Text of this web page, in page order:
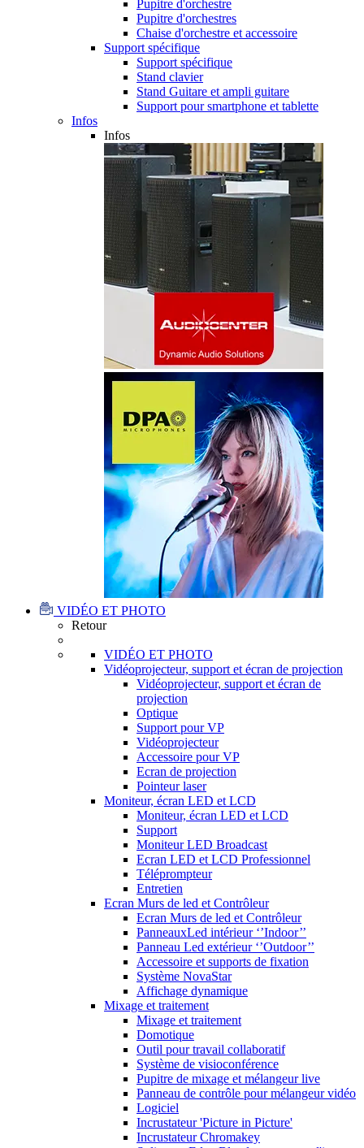
Pupitre d'orchestre
Pupitre d'orchestres
Chaise d'orchestre et accessoire
Support spécifique
Support spécifique
Stand clavier
Stand Guitare et ampli guitare
Support pour smartphone et tablette
Infos
Infos
VIDÉO ET PHOTO
Retour
VIDÉO ET PHOTO
Vidéoprojecteur, support et écran de projection
Vidéoprojecteur, support et écran de
projection
Optique
Support pour VP
Vidéoprojecteur
Accessoire pour VP
Ecran de projection
Pointeur laser
Moniteur, écran LED et LCD
Moniteur, écran LED et LCD
Support
Moniteur LED Broadcast
Ecran LED et LCD Professionnel
Téléprompteur
Entretien
Ecran Murs de led et Contrôleur
Ecran Murs de led et Contrôleur
PanneauxLed intérieur ‘’Indoor’’
Panneau Led extérieur ‘’Outdoor’’
Accessoire et supports de fixation
Système NovaStar
Affichage dynamique
Mixage et traitement
Mixage et traitement
Domotique
Outil pour travail collaboratif
Système de visioconférence
Pupitre de mixage et mélangeur live
Panneau de contrôle pour mélangeur vidéo
Logiciel
Incrustateur 'Picture in Picture'
Incrustateur Chromakey